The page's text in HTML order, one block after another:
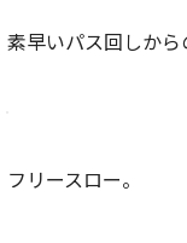
素早いパス回しから
フリースロー。